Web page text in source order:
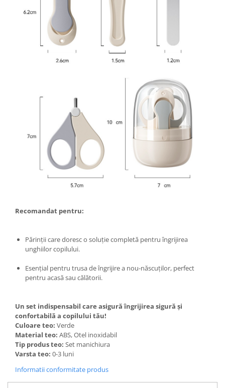
Masini de piper si nuci
Accesorii si consumabile masini de
Autocolant de bucatarie
Fete de masa
Genti Termoizolante Mancare
Magneti de frigider
Masini de tocat manuale
Masini tocat carne electrice
Oale sub presiune
Palnii
Storcatoare
Tavi copt
Auto
Stații încărcare vehicule electrice
Anvelope auto
Chingi
Clesti auto
Compresoare auto si pompe
Cricuri
Recomandat pentru:
Părinții care doresc o soluție completă pentru îngrijirea
unghiilor copilului.
Esențial pentru trusa de îngrijire a nou-născuților, perfect
pentru acasă sau călătorii.
Un set indispensabil care asigură îngrijirea sigură și
confortabilă a copilului tău!
Culoare teo: Verde
Material teo: ABS, Otel inoxidabil
Tip produs teo: Set manichiura
Varsta teo: 0-3 luni
Informatii conformitate produs